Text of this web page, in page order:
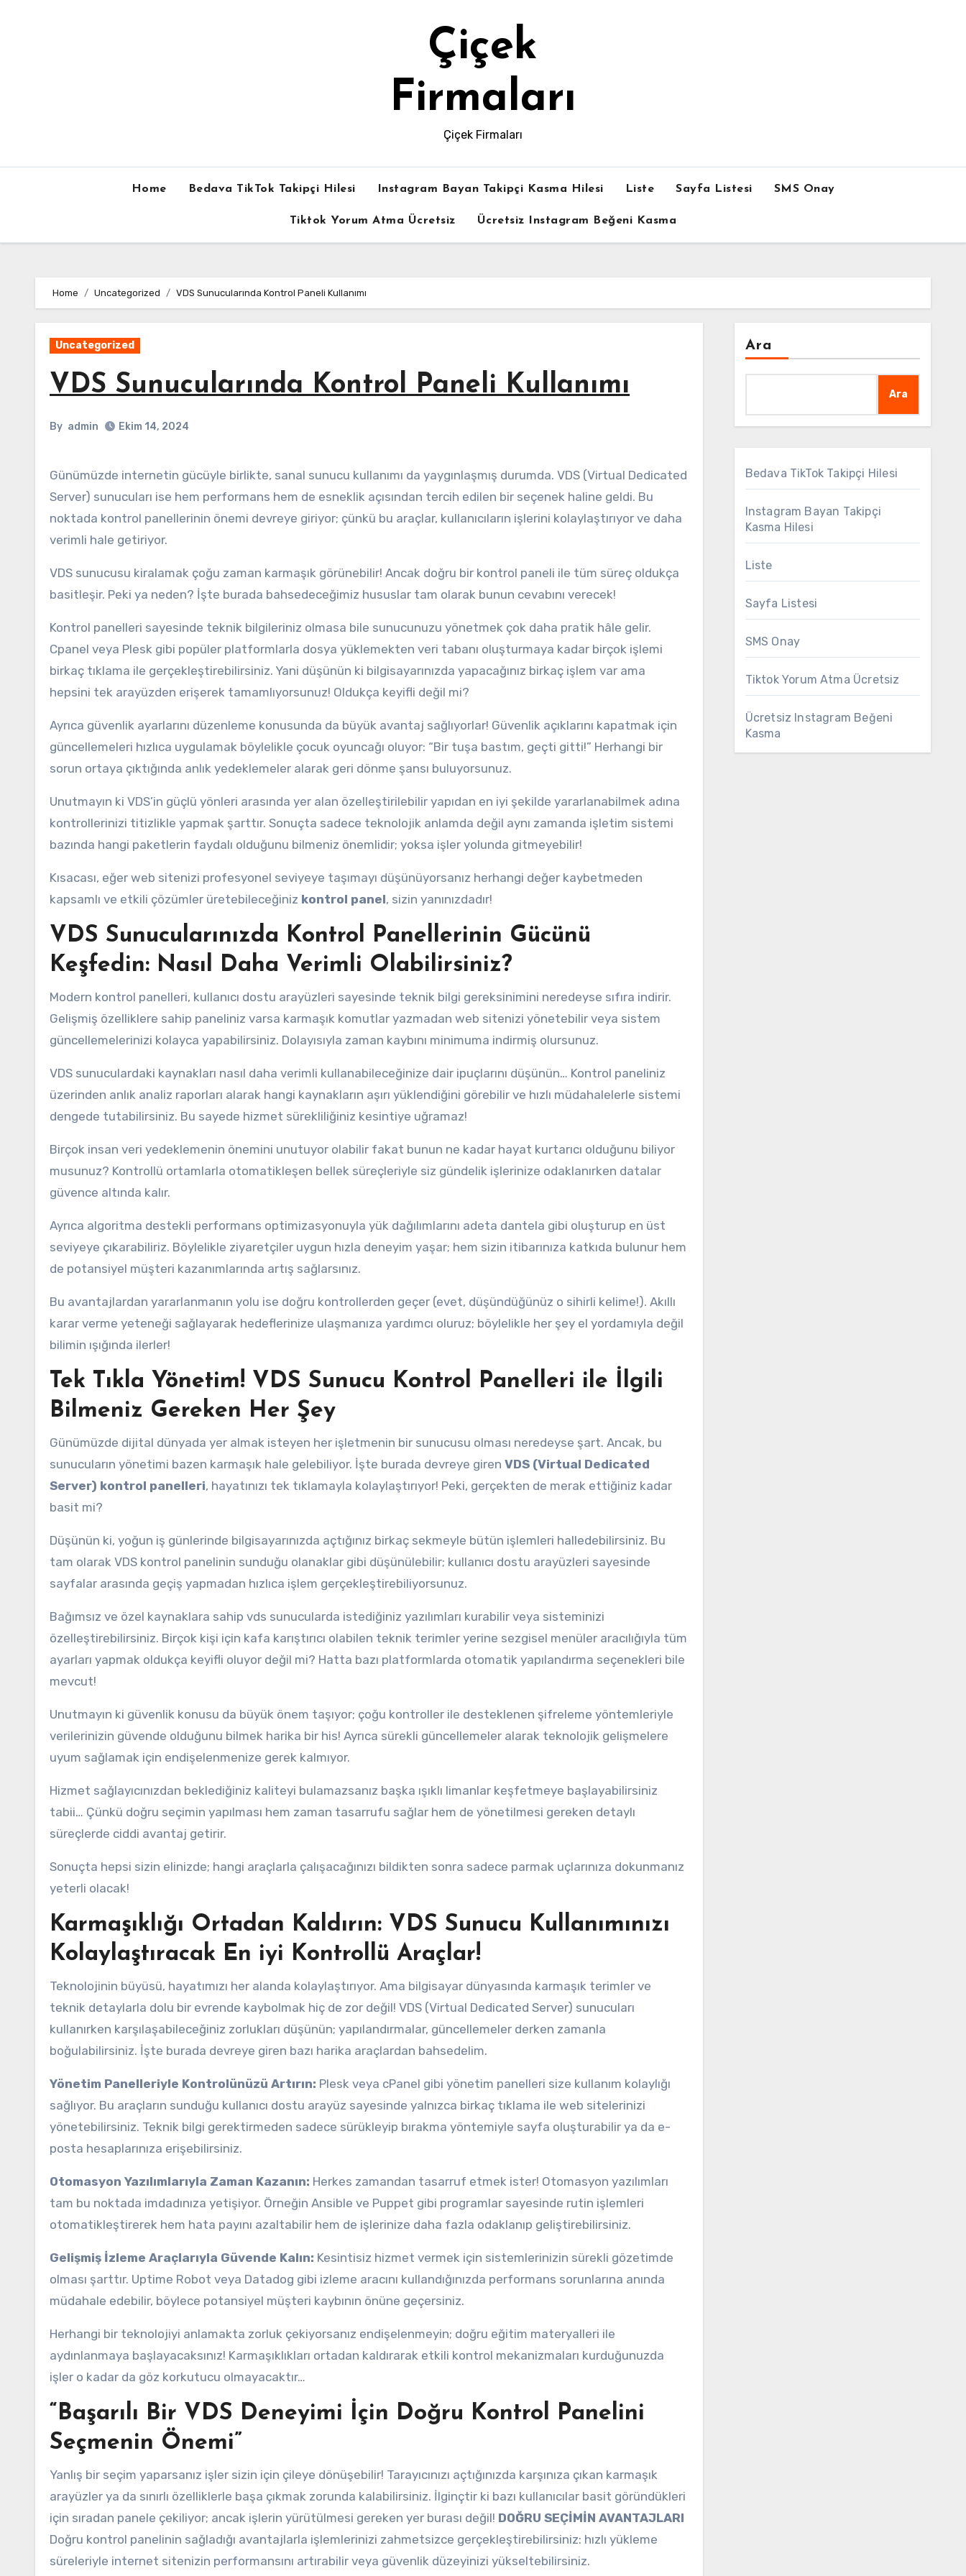
Çiçek
Firmaları
Çiçek Firmaları
Home Bedava TikTok Takipçi Hilesi Instagram Bayan Takipçi Kasma Hilesi Liste Sayfa Listesi SMS Onay
Tiktok Yorum Atma Ücretsiz Ücretsiz Instagram Beğeni Kasma
Home Uncategorized VDS Sunucularında Kontrol Paneli Kullanımı
Uncategorized
VDS Sunucularında Kontrol Paneli Kullanımı
By admin Ekim 14, 2024
Günümüzde internetin gücüyle birlikte, sanal sunucu kullanımı da yaygınlaşmış durumda. VDS (Virtual Dedicated
Server) sunucuları ise hem performans hem de esneklik açısından tercih edilen bir seçenek haline geldi. Bu
noktada kontrol panellerinin önemi devreye giriyor; çünkü bu araçlar, kullanıcıların işlerini kolaylaştırıyor ve daha
verimli hale getiriyor.
VDS sunucusu kiralamak çoğu zaman karmaşık görünebilir! Ancak doğru bir kontrol paneli ile tüm süreç oldukça
basitleşir. Peki ya neden? İşte burada bahsedeceğimiz hususlar tam olarak bunun cevabını verecek!
Kontrol panelleri sayesinde teknik bilgileriniz olmasa bile sunucunuzu yönetmek çok daha pratik hâle gelir.
Cpanel veya Plesk gibi popüler platformlarla dosya yüklemekten veri tabanı oluşturmaya kadar birçok işlemi
birkaç tıklama ile gerçekleştirebilirsiniz. Yani düşünün ki bilgisayarınızda yapacağınız birkaç işlem var ama
hepsini tek arayüzden erişerek tamamlıyorsunuz! Oldukça keyifli değil mi?
Ayrıca güvenlik ayarlarını düzenleme konusunda da büyük avantaj sağlıyorlar! Güvenlik açıklarını kapatmak için
güncellemeleri hızlıca uygulamak böylelikle çocuk oyuncağı oluyor: “Bir tuşa bastım, geçti gitti!” Herhangi bir
sorun ortaya çıktığında anlık yedeklemeler alarak geri dönme şansı buluyorsunuz.
Unutmayın ki VDS’in güçlü yönleri arasında yer alan özelleştirilebilir yapıdan en iyi şekilde yararlanabilmek adına
kontrollerinizi titizlikle yapmak şarttır. Sonuçta sadece teknolojik anlamda değil aynı zamanda işletim sistemi
bazında hangi paketlerin faydalı olduğunu bilmeniz önemlidir; yoksa işler yolunda gitmeyebilir!
Kısacası, eğer web sitenizi profesyonel seviyeye taşımayı düşünüyorsanız herhangi değer kaybetmeden
kapsamlı ve etkili çözümler üretebileceğiniz kontrol panel, sizin yanınızdadır!
VDS Sunucularınızda Kontrol Panellerinin Gücünü
Keşfedin: Nasıl Daha Verimli Olabilirsiniz?
Modern kontrol panelleri, kullanıcı dostu arayüzleri sayesinde teknik bilgi gereksinimini neredeyse sıfıra indirir.
Gelişmiş özelliklere sahip paneliniz varsa karmaşık komutlar yazmadan web sitenizi yönetebilir veya sistem
güncellemelerinizi kolayca yapabilirsiniz. Dolayısıyla zaman kaybını minimuma indirmiş olursunuz.
VDS sunuculardaki kaynakları nasıl daha verimli kullanabileceğinize dair ipuçlarını düşünün… Kontrol paneliniz
üzerinden anlık analiz raporları alarak hangi kaynakların aşırı yüklendiğini görebilir ve hızlı müdahalelerle sistemi
dengede tutabilirsiniz. Bu sayede hizmet sürekliliğiniz kesintiye uğramaz!
Birçok insan veri yedeklemenin önemini unutuyor olabilir fakat bunun ne kadar hayat kurtarıcı olduğunu biliyor
musunuz? Kontrollü ortamlarla otomatikleşen bellek süreçleriyle siz gündelik işlerinize odaklanırken datalar
güvence altında kalır.
Ayrıca algoritma destekli performans optimizasyonuyla yük dağılımlarını adeta dantela gibi oluşturup en üst
seviyeye çıkarabiliriz. Böylelikle ziyaretçiler uygun hızla deneyim yaşar; hem sizin itibarınıza katkıda bulunur hem
de potansiyel müşteri kazanımlarında artış sağlarsınız.
Bu avantajlardan yararlanmanın yolu ise doğru kontrollerden geçer (evet, düşündüğünüz o sihirli kelime!). Akıllı
karar verme yeteneği sağlayarak hedeflerinize ulaşmanıza yardımcı oluruz; böylelikle her şey el yordamıyla değil
bilimin ışığında ilerler!
Tek Tıkla Yönetim! VDS Sunucu Kontrol Panelleri ile İlgili
Bilmeniz Gereken Her Şey
Günümüzde dijital dünyada yer almak isteyen her işletmenin bir sunucusu olması neredeyse şart. Ancak, bu
sunucuların yönetimi bazen karmaşık hale gelebiliyor. İşte burada devreye giren VDS (Virtual Dedicated
Server) kontrol panelleri, hayatınızı tek tıklamayla kolaylaştırıyor! Peki, gerçekten de merak ettiğiniz kadar
basit mi?
Düşünün ki, yoğun iş günlerinde bilgisayarınızda açtığınız birkaç sekmeyle bütün işlemleri halledebilirsiniz. Bu
tam olarak VDS kontrol panelinin sunduğu olanaklar gibi düşünülebilir; kullanıcı dostu arayüzleri sayesinde
sayfalar arasında geçiş yapmadan hızlıca işlem gerçekleştirebiliyorsunuz.
Bağımsız ve özel kaynaklara sahip vds sunucularda istediğiniz yazılımları kurabilir veya sisteminizi
özelleştirebilirsiniz. Birçok kişi için kafa karıştırıcı olabilen teknik terimler yerine sezgisel menüler aracılığıyla tüm
ayarları yapmak oldukça keyifli oluyor değil mi? Hatta bazı platformlarda otomatik yapılandırma seçenekleri bile
mevcut!
Unutmayın ki güvenlik konusu da büyük önem taşıyor; çoğu kontroller ile desteklenen şifreleme yöntemleriyle
verilerinizin güvende olduğunu bilmek harika bir his! Ayrıca sürekli güncellemeler alarak teknolojik gelişmelere
uyum sağlamak için endişelenmenize gerek kalmıyor.
Hizmet sağlayıcınızdan beklediğiniz kaliteyi bulamazsanız başka ışıklı limanlar keşfetmeye başlayabilirsiniz
tabii… Çünkü doğru seçimin yapılması hem zaman tasarrufu sağlar hem de yönetilmesi gereken detaylı
süreçlerde ciddi avantaj getirir.
Sonuçta hepsi sizin elinizde; hangi araçlarla çalışacağınızı bildikten sonra sadece parmak uçlarınıza dokunmanız
yeterli olacak!
Karmaşıklığı Ortadan Kaldırın: VDS Sunucu Kullanımınızı
Kolaylaştıracak En iyi Kontrollü Araçlar!
Teknolojinin büyüsü, hayatımızı her alanda kolaylaştırıyor. Ama bilgisayar dünyasında karmaşık terimler ve
teknik detaylarla dolu bir evrende kaybolmak hiç de zor değil! VDS (Virtual Dedicated Server) sunucuları
kullanırken karşılaşabileceğiniz zorlukları düşünün; yapılandırmalar, güncellemeler derken zamanla
boğulabilirsiniz. İşte burada devreye giren bazı harika araçlardan bahsedelim.
Yönetim Panelleriyle Kontrolünüzü Artırın: Plesk veya cPanel gibi yönetim panelleri size kullanım kolaylığı
sağlıyor. Bu araçların sunduğu kullanıcı dostu arayüz sayesinde yalnızca birkaç tıklama ile web sitelerinizi
yönetebilirsiniz. Teknik bilgi gerektirmeden sadece sürükleyip bırakma yöntemiyle sayfa oluşturabilir ya da e-
posta hesaplarınıza erişebilirsiniz.
Otomasyon Yazılımlarıyla Zaman Kazanın: Herkes zamandan tasarruf etmek ister! Otomasyon yazılımları
tam bu noktada imdadınıza yetişiyor. Örneğin Ansible ve Puppet gibi programlar sayesinde rutin işlemleri
otomatikleştirerek hem hata payını azaltabilir hem de işlerinize daha fazla odaklanıp geliştirebilirsiniz.
Gelişmiş İzleme Araçlarıyla Güvende Kalın: Kesintisiz hizmet vermek için sistemlerinizin sürekli gözetimde
olması şarttır. Uptime Robot veya Datadog gibi izleme aracını kullandığınızda performans sorunlarına anında
müdahale edebilir, böylece potansiyel müşteri kaybının önüne geçersiniz.
Herhangi bir teknolojiyi anlamakta zorluk çekiyorsanız endişelenmeyin; doğru eğitim materyalleri ile
aydınlanmaya başlayacaksınız! Karmaşıklıkları ortadan kaldırarak etkili kontrol mekanizmaları kurduğunuzda
işler o kadar da göz korkutucu olmayacaktır…
“Başarılı Bir VDS Deneyimi İçin Doğru Kontrol Panelini
Seçmenin Önemi”
Yanlış bir seçim yaparsanız işler sizin için çileye dönüşebilir! Tarayıcınızı açtığınızda karşınıza çıkan karmaşık
arayüzler ya da sınırlı özelliklerle başa çıkmak zorunda kalabilirsiniz. İlginçtir ki bazı kullanıcılar basit göründükleri
için sıradan panele çekiliyor; ancak işlerin yürütülmesi gereken yer burası değil! DOĞRU SEÇİMİN AVANTAJLARI
Doğru kontrol panelinin sağladığı avantajlarla işlemlerinizi zahmetsizce gerçekleştirebilirsiniz: hızlı yükleme
süreleriyle internet sitenizin performansını artırabilir veya güvenlik düzeyinizi yükseltebilirsiniz.
Ara
Ara
Bedava TikTok Takipçi Hilesi
Instagram Bayan Takipçi
Kasma Hilesi
Liste
Sayfa Listesi
SMS Onay
Tiktok Yorum Atma Ücretsiz
Ücretsiz Instagram Beğeni
Kasma